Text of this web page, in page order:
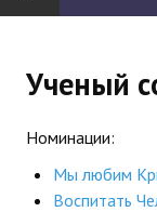
"Боевая"
Будни института
АНОНСЫ
Ученый
Номинации:
Мы любим
Воспитать